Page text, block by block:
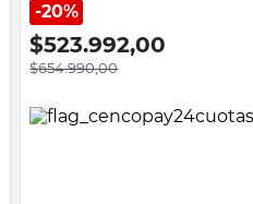
20%
$523.992,00
$654.990,00